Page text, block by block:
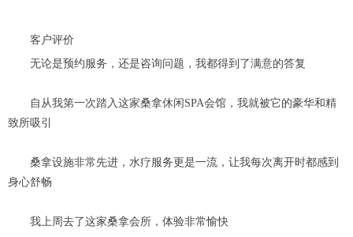
客户评价
无论是预约服务，还是咨询问题，我都得到了满意的答复
自从我第一次踏入这家桑拿休闲SPA会馆，我就被它的豪华和精
致所吸引
桑拿设施非常先进，水疗服务更是一流，让我每次离开时都感到
身心舒畅
我上周去了这家桑拿会所，体验非常愉快